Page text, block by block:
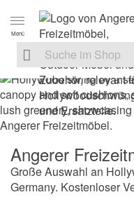
Zur Navigation springen
Menü
Suche nach
Suche im Shop, nach
Angerer
Große Auswahl an
Germany. Kostenloser